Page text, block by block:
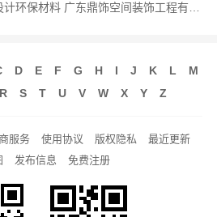
D E F G H I J K L
M
R S T U V W X Y Z
服务 使用协议 版权隐私
最近更新
发布信息 免费注册